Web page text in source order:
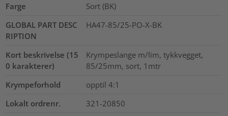
Farge
Sort (BK)
GLOBAL PART DESC
RIPTION
HA47-85/25-PO-X-BK
Kort beskrivelse (15
0 karakterer)
Krympeslange m/lim, tykkvegget,
85/25mm, sort, 1mtr
Krympeforhold
opptil 4:1
Lokalt ordrenr.
321-20850